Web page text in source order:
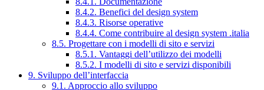
8.4.2. Benefici del design system
8.4.3. Risorse operative
8.4.4. Come contribuire al design system .italia
8.5. Progettare con i modelli di sito e servizi
8.5.1. Vantaggi dell’utilizzo dei modelli
8.5.2. I modelli di sito e servizi disponibili
9. Sviluppo dell’interfaccia
9.1. Approccio allo sviluppo